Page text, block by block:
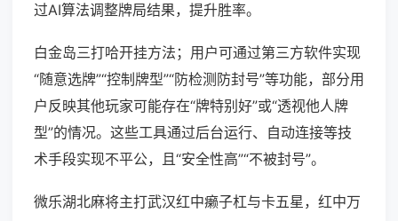
过AI算法调整牌局结果，提升胜率。
白金岛三打哈开挂方法；用户可通过第三方软件实现
“随意选牌”“控制牌型”“防检测防封号”等功能，部分用
户反映其他玩家可能存在“牌特别好”或“透视他人牌
型”的情况。这些工具通过后台运行、自动连接等技
术手段实现不平公，且“安全性高”“不被封号”。
微乐湖北麻将主打武汉红中癞子杠与卡五星，红中万